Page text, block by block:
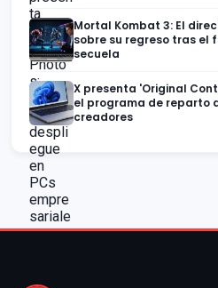
Mortal Kombat 3: El
sobre su regreso tras el
secuela
X presenta 'Original
el programa de reparto
creadores